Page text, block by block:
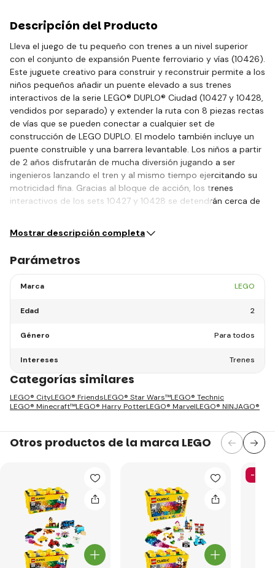
Descripción del Producto
Lleva el juego de tu pequeño con trenes a un nivel superior
con el conjunto de expansión Puente ferroviario y vías (10426).
Este juguete creativo para construir y reconstruir permite a los
niños pequeños añadir un puente elevado a sus trenes
interactivos de la serie LEGO® DUPLO® Ciudad (10427 y 10428,
vendidos por separado) y extender la ruta con 8 piezas rectas
de vías que se pueden conectar a cualquier set de
construcción de LEGO DUPLO. El modelo también incluye un
puente construible y una barrera levantable. Los niños a partir
de 2 años disfrutarán de mucha diversión jugando a ser
ingenieros lanzando el tren y al mismo tiempo ejercitando su
motricidad fina. Gracias al bloque de acción, los trenes
interactivos de los sets 10427 y 10428 se detendrán cerca de
Mostrar descripción completa
Parámetros
Marca LEGO
Edad 2
Género Para todos
Intereses Trenes
Categorías similares
LEGO® CityLEGO® FriendsLEGO® Star Wars™LEGO® Technic
LEGO® Minecraft™LEGO® Harry PotterLEGO® MarvelLEGO® NINJAGO®
Otros productos de la marca LEGO
-24%